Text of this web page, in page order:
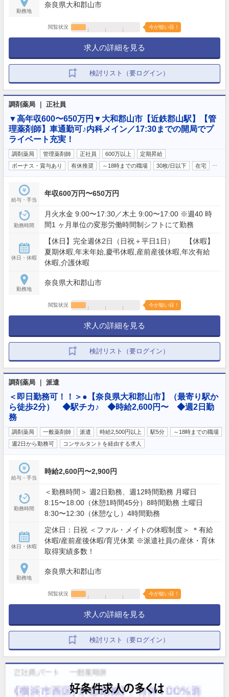
勤務地
奈良県大和郡山市
閲覧状況 今が狙い目！
求人の詳細を見る
検討リスト（要ログイン）
調剤薬局 ｜ 正社員
▼高年収600〜650万円▼大和郡山市【近鉄郡山駅】【管
理薬剤師】車通勤可♪内科メイン／17:30までの開局でプ
ライベート充実！
調剤薬局 管理薬剤師 正社員 600万以上
定期昇給
ボーナス・賞与あり
有休推奨 ～18時までの職場 30枚/日以下 在宅
給与・手当
年収600万円〜650万円
勤務時間
月火水金 9:00〜17:30／木土 9:00〜17:00 ※週40 時
間1 ヶ月単位の変形労働時間制シフトにて勤務
休日・休暇
【休日】完全週休2日（日祝＋平日1日） 【休暇】
夏期休暇,年末年始,慶弔休暇,産前産後休暇,年次有給
休暇,介護休暇
勤務地
奈良県大和郡山市
閲覧状況 今が狙い目！
求人の詳細を見る
検討リスト（要ログイン）
調剤薬局 ｜ 派遣
＜即日勤務可！！＞●【奈良県大和郡山市】（最寄り駅か
ら徒歩2分） ◆駅チカ♪ ◆時給2,600円〜 ◆週2日勤
務
調剤薬局 一般薬剤師 派遣 時給2,500円以上 駅5分
～18時までの職場
週2日から勤務可
コンサルタントを経由する求人
給与・手当
時給2,600円〜2,900円
勤務時間
＜勤務時間＞ 週2日勤務、週12時間勤務 月曜日
8:15〜18:00（休憩1時間45分）8時間勤務 土曜日
8:30〜12:30（休憩なし）4時間勤務
休日・休暇
定休日：日祝 ＜ファル・メイトの休暇制度＞ ＊有給
休暇/産前産後休暇/育児休業 ※派遣社員の産休・育休
取得実績多数！
勤務地
奈良県大和郡山市
閲覧状況 今が狙い目！
求人の詳細を見る
検討リスト（要ログイン）